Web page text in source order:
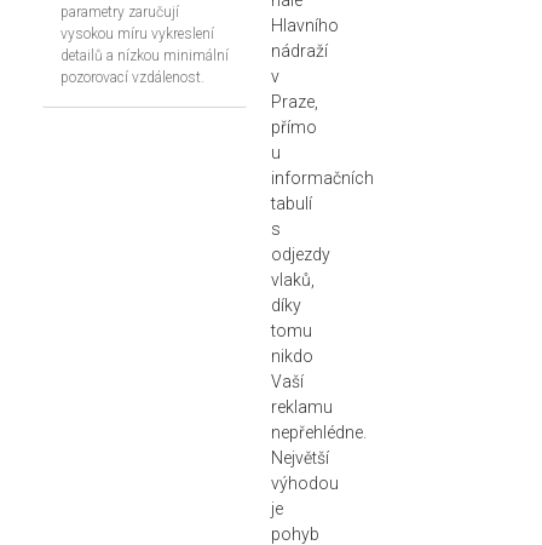
parametry zaručují
vysokou míru vykreslení
detailů a nízkou minimální
pozorovací vzdálenost.
Hlavního
nádraží
v
Praze,
přímo
u
informačních
tabulí
s
odjezdy
vlaků,
díky
tomu
nikdo
Vaší
reklamu
nepřehlédne.
Největší
výhodou
je
pohyb